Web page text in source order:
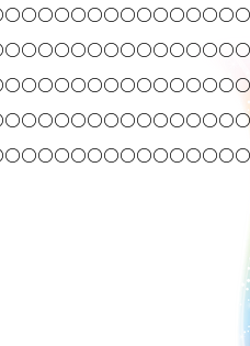
○○○○○○○○○○
○○○○○○○○○○
○○○○○○○○○○
○○○○○○○○○○